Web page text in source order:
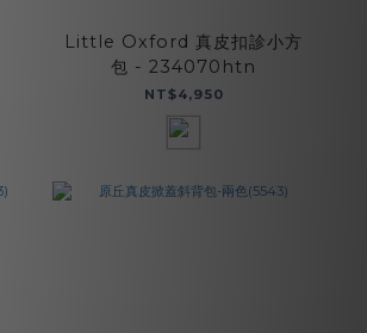
Little Oxford 真皮扣診小方
包 - 234070htn
NT$4,950